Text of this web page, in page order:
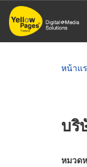
ข้าม
ไป
หน้าแ
บริ
หมวด